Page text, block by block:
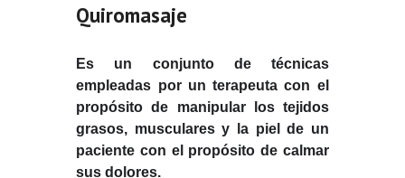
Quiromasaje
Es un conjunto de técnicas
empleadas por un terapeuta con el
propósito de manipular los tejidos
grasos, musculares y la piel de un
paciente con el propósito de calmar
sus dolores.